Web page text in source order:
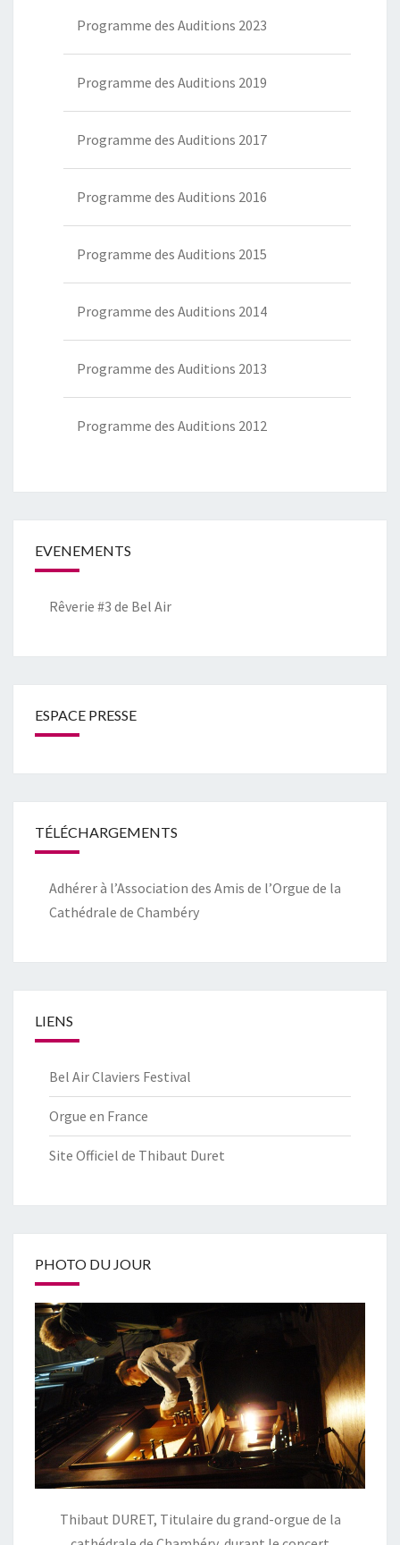
Programme des Auditions 2023
Programme des Auditions 2019
Programme des Auditions 2017
Programme des Auditions 2016
Programme des Auditions 2015
Programme des Auditions 2014
Programme des Auditions 2013
Programme des Auditions 2012
EVENEMENTS
Rêverie #3 de Bel Air
ESPACE PRESSE
TÉLÉCHARGEMENTS
Adhérer à l’Association des Amis de l’Orgue de la
Cathédrale de Chambéry
LIENS
Bel Air Claviers Festival
Orgue en France
Site Officiel de Thibaut Duret
PHOTO DU JOUR
Thibaut DURET, Titulaire du grand-orgue de la